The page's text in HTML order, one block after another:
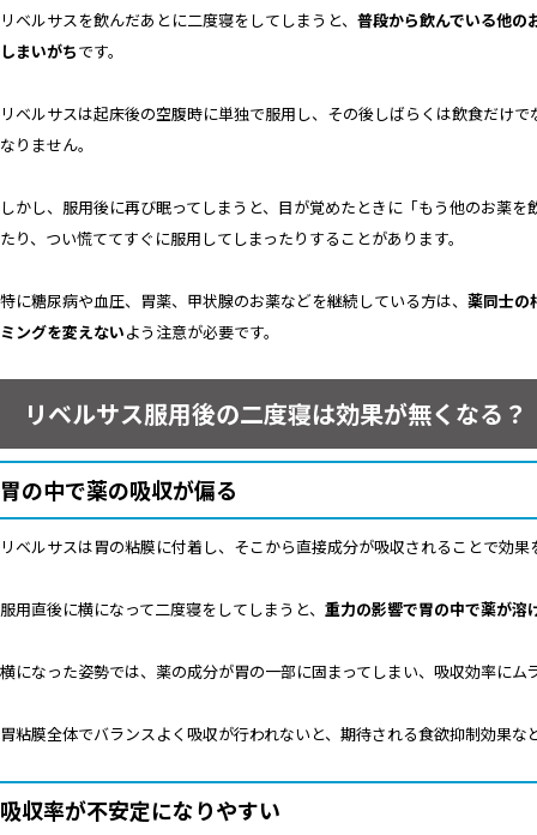
リベルサスを飲んだあとに二度寝をしてしまうと、 普段から飲んでいる他の
しまいがちです。
リベルサスは起床後の空腹時に単独で服用し、その後しばらくは飲食だけ
なりません。
しかし、服用後に再び眠ってしまうと、目が覚めたときに「もう他のお薬
たり、つい慌ててすぐに服用してしまったりすることがあります。
特に糖尿病や血圧、胃薬、甲状腺のお薬などを継続している方は、 薬同士の
ミングを変えないよう注意が必要です。
リベルサス服用後の二度寝は効果が無くなる？
胃の中で薬の吸収が偏る
リベルサスは胃の粘膜に付着し、そこから直接成分が吸収されることで効果
服用直後に横になって二度寝をしてしまうと、 重力の影響で胃の中で薬が溶
横になった姿勢では、薬の成分が胃の一部に固まってしまい、吸収効率に
胃粘膜全体でバランスよく吸収が行われないと、期待される食欲抑制効果
吸収率が不安定になりやすい